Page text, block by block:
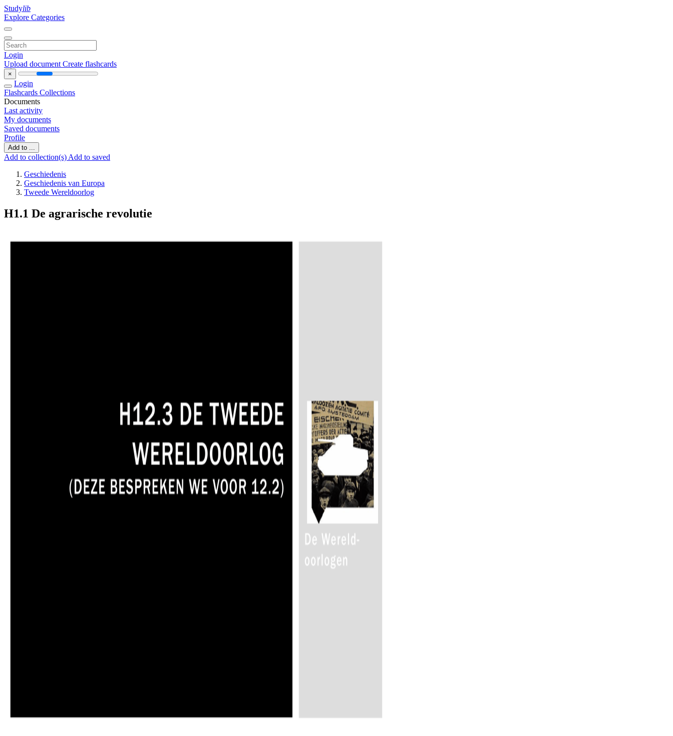
Studylib
Explore Categories
Login
Upload document Create flashcards
×
Login
Flashcards Collections
Documents
Last activity
My documents
Saved documents
Profile
Add to ...
Add to collection(s) Add to saved
Geschiedenis
Geschiedenis van Europa
Tweede Wereldoorlog
H1.1 De agrarische revolutie